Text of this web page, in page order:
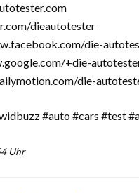
dieautotester
die-
+die-
die-
#auto #cars #test
Uhr